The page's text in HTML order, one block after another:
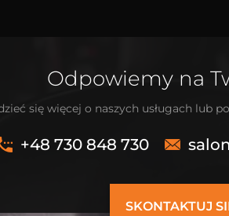
Odpowiemy na
się więcej o naszych usługach lub
+48 730 848 730
SKONTAKTUJ